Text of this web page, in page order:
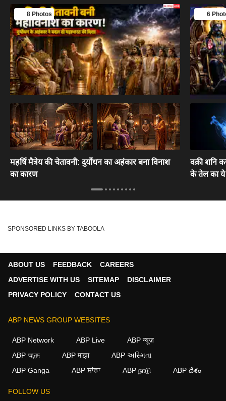
8 Photos
महर्षि मैत्रेय की चेतावनी: दुर्योधन का अहंकार बना विनाश
का कारण
6
वक्री शनि
के तेल का ये
SPONSORED LINKS BY TABOOLA
ABOUT US FEEDBACK
CAREERS
ADVERTISE WITH US
SITEMAP
DISCLAIMER
PRIVACY POLICY
CONTACT US
ABP NEWS GROUP WEBSITES
ABP Network ABP Live
ABP न्यूज़
ABP আনন্দ
ABP माझा
ABP અસ્મિતા
ABP Ganga
ABP ਸਾਂਝਾ ABP நாடு ABP దేశం
FOLLOW US